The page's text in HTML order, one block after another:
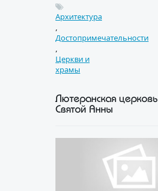
Архитектура
,
Достопримечательности
,
Церкви и
храмы
Лютеранская церковь
Святой Анны